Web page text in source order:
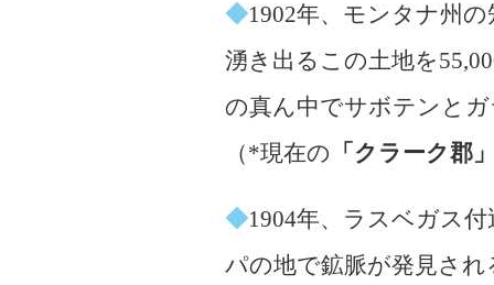
◆1902年、モンタナ州
湧き出るこの土地を
の真ん中でサボテンと
（*現在の 「クラーク郡
◆1904年、ラスベガス
パの地で鉱脈が発見さ